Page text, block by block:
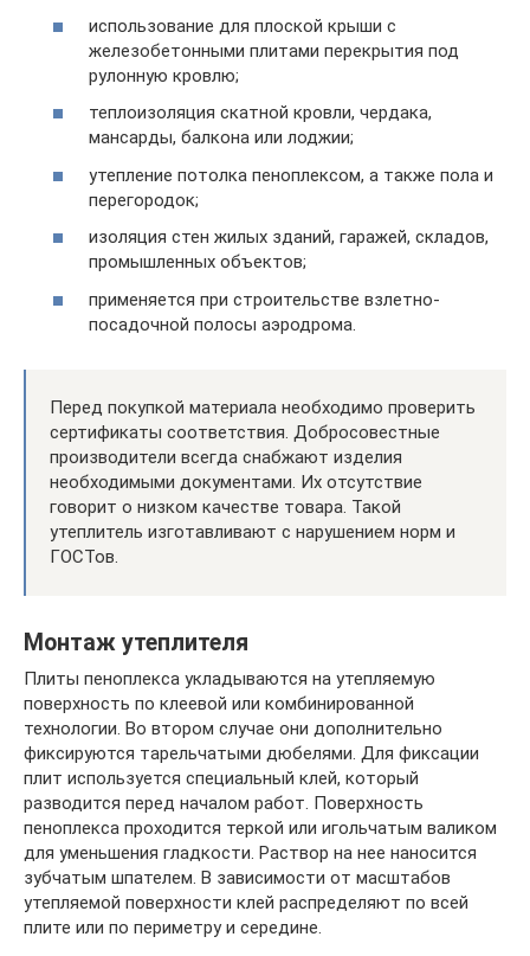
использование для плоской крыши с
железобетонными плитами перекрытия под
рулонную кровлю;
теплоизоляция скатной кровли, чердака,
мансарды, балкона или лоджии;
утепление потолка пеноплексом, а также пола и
перегородок;
изоляция стен жилых зданий, гаражей, складов,
промышленных объектов;
применяется при строительстве взлетно-
посадочной полосы аэродрома.
Перед покупкой материала необходимо проверить
сертификаты соответствия. Добросовестные
производители всегда снабжают изделия
необходимыми документами. Их отсутствие
говорит о низком качестве товара. Такой
утеплитель изготавливают с нарушением норм и
ГОСТов.
Монтаж утеплителя
Плиты пеноплекса укладываются на утепляемую
поверхность по клеевой или комбинированной
технологии. Во втором случае они дополнительно
фиксируются тарельчатыми дюбелями. Для фиксации
плит используется специальный клей, который
разводится перед началом работ. Поверхность
пеноплекса проходится теркой или игольчатым валиком
для уменьшения гладкости. Раствор на нее наносится
зубчатым шпателем. В зависимости от масштабов
утепляемой поверхности клей распределяют по всей
плите или по периметру и середине.